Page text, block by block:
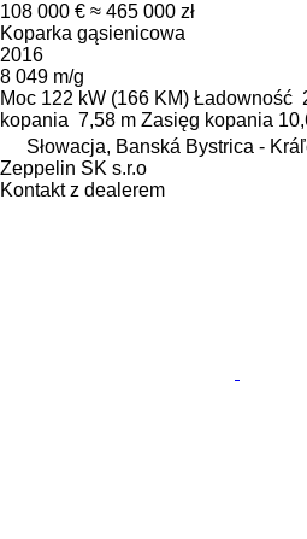
108 000 € ≈ 465 000 zł
Koparka gąsienicowa
2016
8 049 m/g
Moc 122 kW (166 KM) Ładowność
kopania 7,58 m Zasięg kopania
Słowacja, Banská Bystrica -
Zeppelin SK s.r.o
Kontakt z dealerem